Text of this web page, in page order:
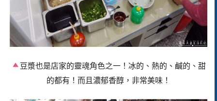
豆漿也是店家的靈魂角色之一！冰的、熱的、鹹的、甜
的都有！而且濃郁香醇，非常美味！